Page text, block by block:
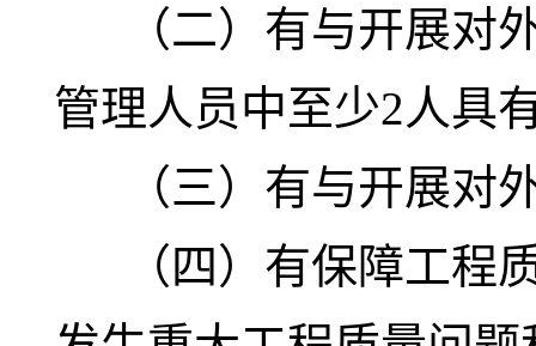
（二）有与开展对外
管理人员中至少2人具
（三）有与开展对
（四）有保障工程质